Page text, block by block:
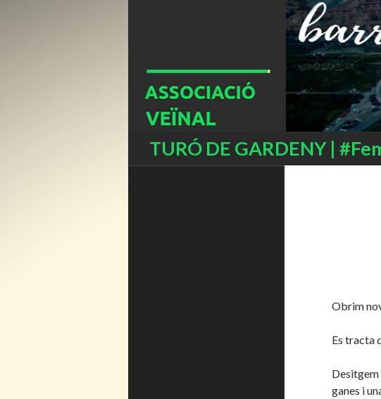
TURÓ DE GARDENY |
Buscar
Obrim
Es tracta
ganes i